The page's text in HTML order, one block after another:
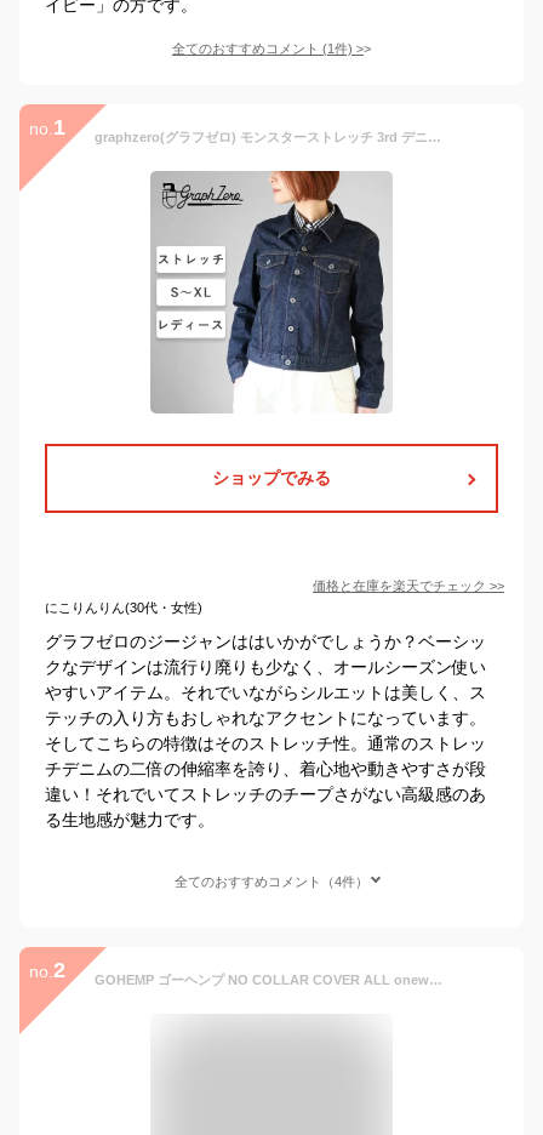
イビー」の方です。
全てのおすすめコメント (1件) >
no. 1 graphzero(グラフゼロ) モンスターストレッチ 3rd デニムジャケット インディゴ レディース [GZ-GJ3RDMSL] 岡山 倉敷 児島 ジーンズ デニム ブランド ジージャン S M L XL 紺 ブルー 日本製 国産 春 秋 冬 13oz ワンウォッシュ オシャレ ヴィンテージ ストレッチデニム
ショップでみる
価格と在庫を楽天でチェック >>
にこりんりん(30代・女性)
グラフゼロのジージャンははいかがでしょうか？ベーシッ
クなデザインは流行り廃りも少なく、オールシーズン使い
やすいアイテム。それでいながらシルエットは美しく、ス
テッチの入り方もおしゃれなアクセントになっています。
そしてこちらの特徴はそのストレッチ性。通常のストレッ
チデニムの二倍の伸縮率を誇り、着心地や動きやすさが段
違い！それでいてストレッチのチープさがない高級感のあ
る生地感が魅力です。
全てのおすすめコメント（4件）
no. 2 GOHEMP ゴーヘンプ NO COLLAR COVER ALL onewash ワンウォッシュ デニムジャケット ノーカラー カバーオール メンズ レディース アメカジ ライトアウター コットン ヘンプ 春 秋 冬